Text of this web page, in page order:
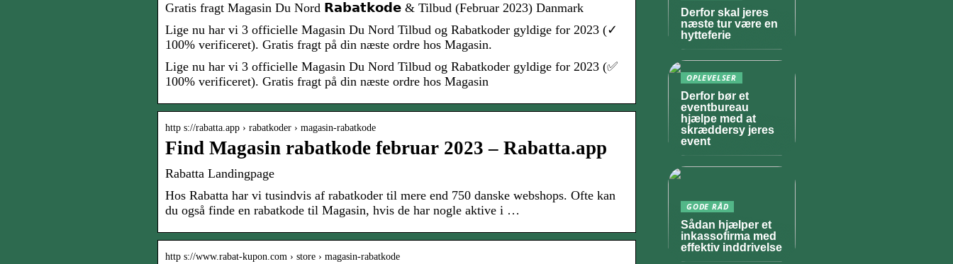
Gratis fragt Magasin Du Nord 𝗥𝗮𝗯𝗮𝘁𝗸𝗼𝗱𝗲 & Tilbud (Februar 2023) Danmark
Lige nu har vi 3 officielle Magasin Du Nord Tilbud og Rabatkoder gyldige for 2023 (✓
100% verificeret). Gratis fragt på din næste ordre hos Magasin.
Lige nu har vi 3 officielle Magasin Du Nord Tilbud og Rabatkoder gyldige for 2023 (✅
100% verificeret). Gratis fragt på din næste ordre hos Magasin
http s://rabatta.app › rabatkoder › magasin-rabatkode
Find Magasin rabatkode februar 2023 – Rabatta.app
Rabatta Landingpage
Hos Rabatta har vi tusindvis af rabatkoder til mere end 750 danske webshops. Ofte kan
du også finde en rabatkode til Magasin, hvis de har nogle aktive i …
http s://www.rabat-kupon.com › store › magasin-rabatkode
Derfor skal jeres
næste tur være en
hytteferie
OPLEVELSER
Derfor bør et
eventbureau
hjælpe med at
skræddersy jeres
event
GODE RÅD
Sådan hjælper et
inkassofirma med
effektiv inddrivelse